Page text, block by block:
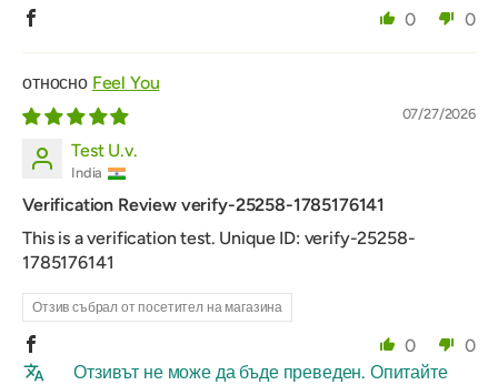
0 0
Feel You
07/27/2026
Test U.v.
India
Verification Review verify-25258-1785176141
This is a verification test. Unique ID: verify-25258-
1785176141
Отзив събрал от посетител на магазина
0
0
Отзивът не може да бъде преведен. Опитайте